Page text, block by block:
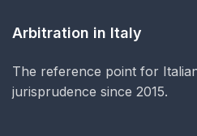
Arbitration in Italy
The reference point for
jurisprudence since 2015.